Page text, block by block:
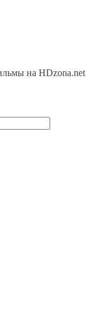
на HDzona.net